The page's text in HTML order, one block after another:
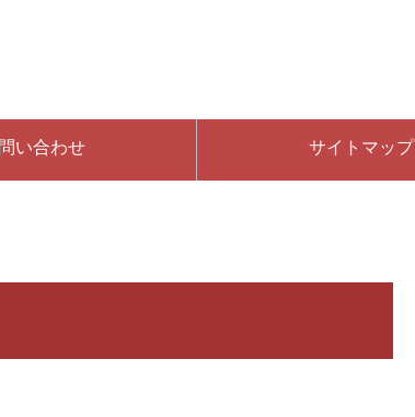
い合わせ サイトマップ